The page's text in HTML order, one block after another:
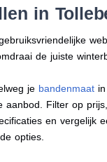
in
de juiste
je bandenmaat
aanbod. Filter op
en vergelijk
opties.